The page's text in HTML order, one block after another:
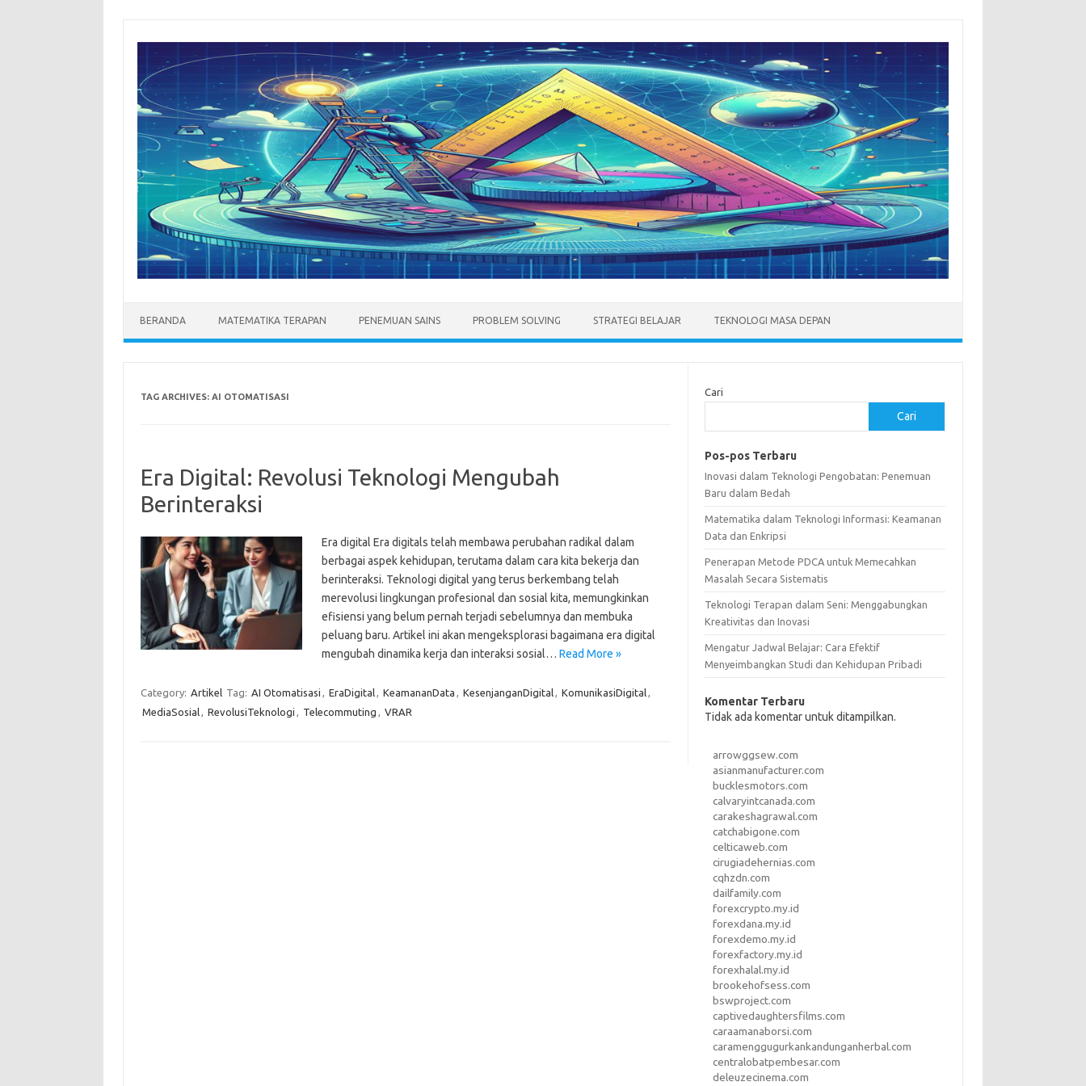
BERANDA MATEMATIKA TERAPAN PENEMUAN SAINS PROBLEM SOLVING STRATEGI BELAJAR TEKNOLOGI MASA DEPAN
TAG ARCHIVES: AI OTOMATISASI
Era Digital: Revolusi Teknologi Mengubah
Berinteraksi
Era digital Era digitals telah membawa perubahan radikal dalam
berbagai aspek kehidupan, terutama dalam cara kita bekerja dan
berinteraksi. Teknologi digital yang terus berkembang telah
merevolusi lingkungan profesional dan sosial kita, memungkinkan
efisiensi yang belum pernah terjadi sebelumnya dan membuka
peluang baru. Artikel ini akan mengeksplorasi bagaimana era digital
mengubah dinamika kerja dan interaksi sosial… Read More »
Category: Artikel Tag: AI Otomatisasi , EraDigital, KeamananData , KesenjanganDigital, KomunikasiDigital,
MediaSosial, RevolusiTeknologi , Telecommuting , VRAR
Cari
Cari
Pos-pos Terbaru
Inovasi dalam Teknologi Pengobatan: Penemuan
Baru dalam Bedah
Matematika dalam Teknologi Informasi: Keamanan
Data dan Enkripsi
Penerapan Metode PDCA untuk Memecahkan
Masalah Secara Sistematis
Teknologi Terapan dalam Seni: Menggabungkan
Kreativitas dan Inovasi
Mengatur Jadwal Belajar: Cara Efektif
Menyeimbangkan Studi dan Kehidupan Pribadi
Komentar Terbaru
Tidak ada komentar untuk ditampilkan.
arrowggsew.com
asianmanufacturer.com
bucklesmotors.com
calvaryintcanada.com
carakeshagrawal.com
catchabigone.com
celticaweb.com
cirugiadehernias.com
cqhzdn.com
dailfamily.com
forexcrypto.my.id
forexdana.my.id
forexdemo.my.id
forexfactory.my.id
forexhalal.my.id
brookehofsess.com
bswproject.com
captivedaughtersfilms.com
caraamanaborsi.com
caramenggugurkankandunganherbal.com
centralobatpembesar.com
deleuzecinema.com